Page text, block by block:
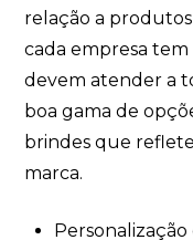
relação a
cada empresa
devem atender a
boa gama de
brindes que
marca.